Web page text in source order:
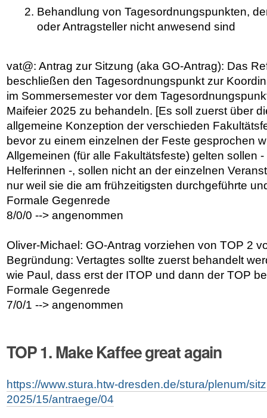
Behandlung von Tagesordnungspunkten,
oder Antragsteller nicht anwesend sind
vat@: Antrag zur Sitzung (aka GO-Antrag): Das
beschließen den Tagesordnungspunkt zur
im Sommersemester vor dem
Maifeier 2025 zu behandeln. [Es soll zuerst über
allgemeine Konzeption der verschieden
bevor zu einem einzelnen der Feste gesprochen
Allgemeinen (für alle Fakultätsfeste) gelten sollen
Helferinnen -, sollen nicht an der einzelnen
nur weil sie die am frühzeitigsten durchgeführte
Formale Gegenrede
8/0/0 --> angenommen
Oliver-Michael: GO-Antrag vorziehen von TOP 2
Begründung: Vertagtes sollte zuerst behandelt
wie Paul, dass erst der ITOP und dann der TOP
Formale Gegenrede
7/0/1 --> angenommen
TOP 1. Make Kaffee great again
https://www.stura.htw-dresden.de/stura/plenum/
2025/15/antraege/04